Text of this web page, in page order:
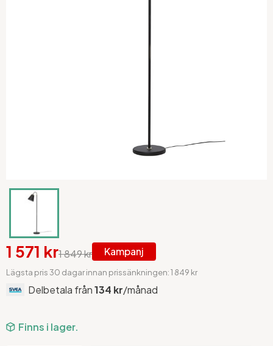
1 571 kr1 849 kr Kampanj
Lägsta pris 30 dagar innan prissänkningen: 1 849 kr
Delbetala från134 kr/månad
Finns i lager.